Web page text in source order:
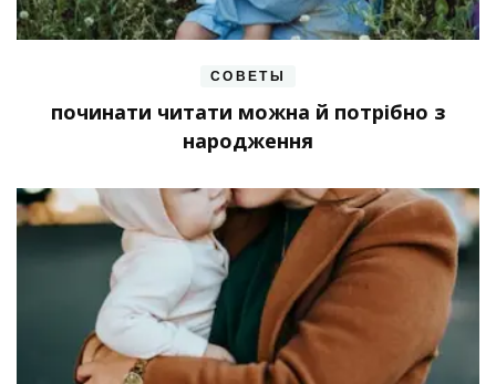
СОВЕТЫ
починати читати можна й потрібно з
народження